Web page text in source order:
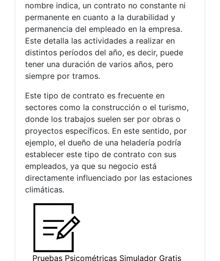
nombre indica, un contrato no constante ni
permanente en cuanto a la durabilidad y
permanencia del empleado en la empresa.
Este detalla las actividades a realizar en
distintos períodos del año, es decir, puede
tener una duración de varios años, pero
siempre por tramos.
Este tipo de contrato es frecuente en
sectores como la construcción o el turismo,
donde los trabajos suelen ser por obras o
proyectos específicos. En este sentido, por
ejemplo, el dueño de una heladería podría
establecer este tipo de contrato con sus
empleados, ya que su negocio está
directamente influenciado por las estaciones
climáticas.